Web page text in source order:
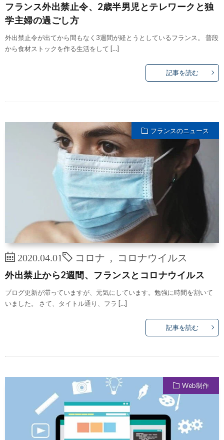
フランス外出禁止令、2歳半男児とテレワークと独
学主婦の過ごし方
外出禁止令が出てから間もなく3週間が経とうとしているフランス。 普段
から食材ストックを作る生活をして […]
記事を読む
フランスのニュース
2020.04.01 コロナ コロナウイルス
外出禁止から2週間、フランスとコロナウイルス
ブログ更新が滞っていますが、元気にしています。勉強に時間を割いて
いました。 さて、タイトル通り、フラ […]
記事を読む
Web制作